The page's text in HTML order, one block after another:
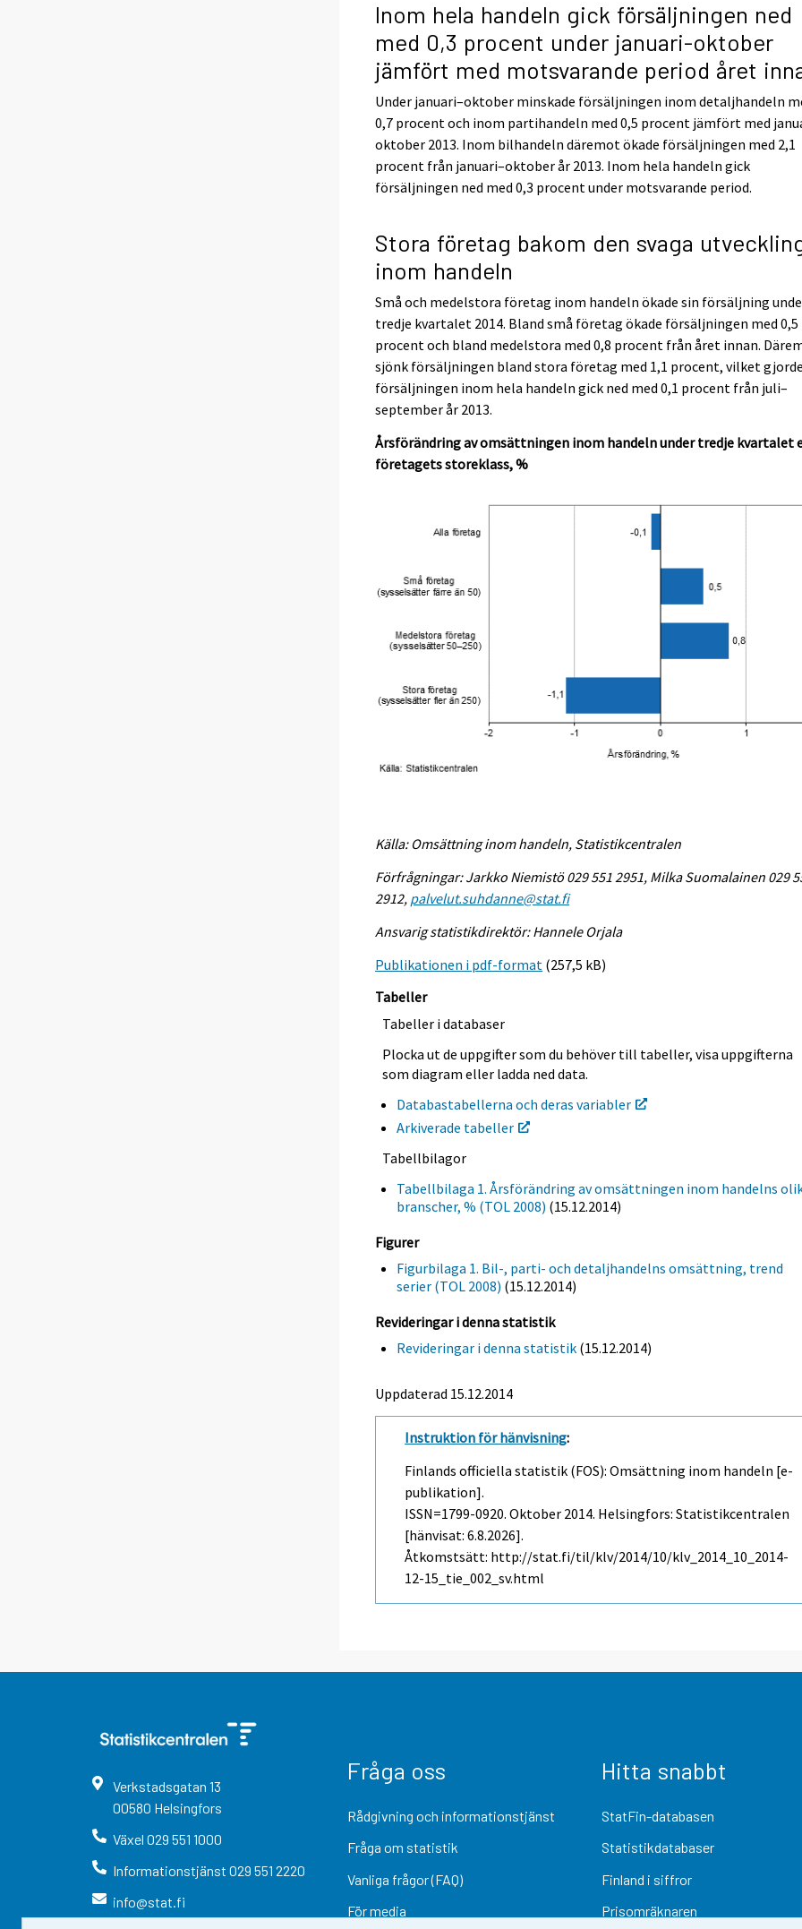
Inom hela handeln gick försäljningen ned
med 0,3 procent under januari-oktober
jämfört med motsvarande period året
Under januari–oktober minskade försäljningen inom detaljhandeln
0,7 procent och inom partihandeln med 0,5 procent jämfört med
oktober 2013. Inom bilhandeln däremot ökade försäljningen med 2,1
procent från januari–oktober år 2013. Inom hela handeln gick
försäljningen ned med 0,3 procent under motsvarande period.
Stora företag bakom den svaga
inom handeln
Små och medelstora företag inom handeln ökade sin försäljning
tredje kvartalet 2014. Bland små företag ökade försäljningen med 0,5
procent och bland medelstora med 0,8 procent från året innan.
sjönk försäljningen bland stora företag med 1,1 procent, vilket
försäljningen inom hela handeln gick ned med 0,1 procent från juli–
september år 2013.
Årsförändring av omsättningen inom handeln under tredje kvartalet
företagets storeklass, %
Källa: Omsättning inom handeln, Statistikcentralen
Förfrågningar: Jarkko Niemistö 029 551 2951, Milka Suomalainen 029
2912, palvelut.suhdanne@stat.fi
Ansvarig statistikdirektör: Hannele Orjala
Publikationen i pdf-format (257,5 kB)
Tabeller
Tabeller i databaser
Plocka ut de uppgifter som du behöver till tabeller, visa uppgifterna
som diagram eller ladda ned data.
Databastabellerna och deras variabler
Arkiverade tabeller
Tabellbilagor
Tabellbilaga 1. Årsförändring av omsättningen inom handelns
branscher, % (TOL 2008) (15.12.2014)
Figurer
Figurbilaga 1. Bil-, parti- och detaljhandelns omsättning, trend
serier (TOL 2008) (15.12.2014)
Revideringar i denna statistik
Revideringar i denna statistik (15.12.2014)
Uppdaterad 15.12.2014
Instruktion för hänvisning:
Finlands officiella statistik (FOS): Omsättning inom handeln [e-
publikation].
ISSN=1799-0920.Oktober 2014. Helsingfors: Statistikcentralen
[hänvisat: 6.8.2026].
Åtkomstsätt: http://stat.fi/til/klv/2014/10/klv_2014_10_2014-
12-15_tie_002_sv.html
Verkstadsgatan 13
00580 Helsingfors
Växel 029 551 1000
Informationstjänst 029 551 2220
info@stat.fi
Fråga oss
Rådgivning och informationstjänst
Fråga om statistik
Vanliga frågor (FAQ)
För media
Hitta snabbt
StatFin-databasen
Statistikdatabaser
Finland i siffror
Prisomräknaren